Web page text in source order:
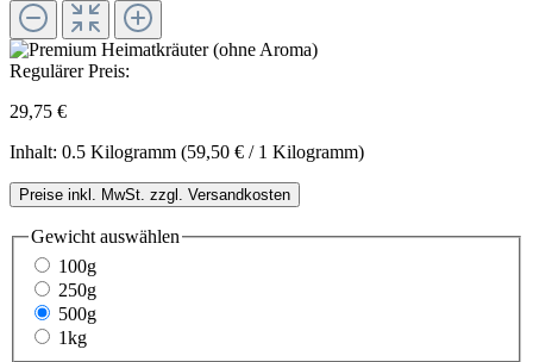
Regulärer Preis:
29,75 €
Inhalt: 0.5 Kilogramm (59,50 € / 1 Kilogramm)
Preise inkl. MwSt. zzgl. Versandkosten
Gewicht auswählen
100g
250g
500g
1kg